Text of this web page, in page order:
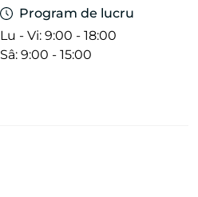
Program de lucru
Lu - Vi: 9:00 - 18:00
Sâ: 9:00 - 15:00